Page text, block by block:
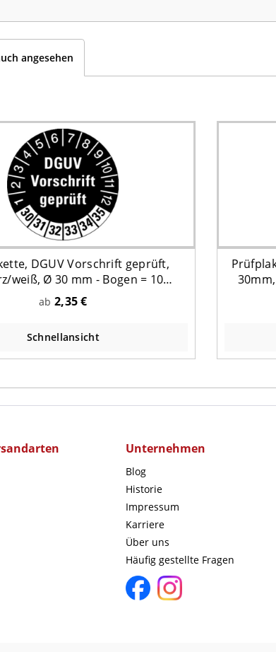
angesehen
DGUV Vorschrift geprüft,
weiß, Ø 30 mm - Bogen = 10
Plaketten
ab 2,35 €
Schnellansicht
Unternehmen
Blog
Historie
Impressum
Karriere
Über uns
Häufig gestellte Fragen